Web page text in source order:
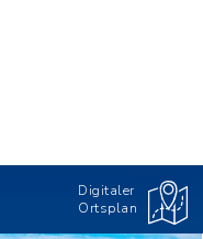
Digitaler
Ortsplan